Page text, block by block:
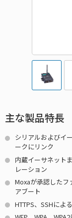
主な製品特長
シリアルおよびイ
ークにリンク
内蔵イーサネット
レーション
Moxaが承認したフ
アブート
HTTPS、SSHによ